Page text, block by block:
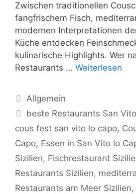
Zwischen traditionellen
fangfrischem Fisch,
modernen Interpretationen
Küche entdecken
kulinarische Highlights. Wer
Restaurants … Weiterlesen
Kategorien
Allgemein
Schlagwörter
beste Restaurants San
cous fest san vito lo capo,
Capo, Essen in San Vito lo
Sizilien, Fischrestaurant
Restaurants Sizilien,
Restaurants am Meer Sizilien,